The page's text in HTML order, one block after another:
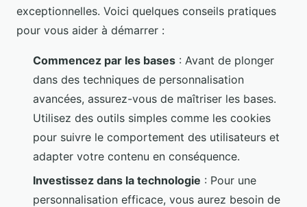
exceptionnelles. Voici quelques conseils pratiques
pour vous aider à démarrer :
Commencez par les bases : Avant de plonger
dans des techniques de personnalisation
avancées, assurez-vous de maîtriser les bases.
Utilisez des outils simples comme les cookies
pour suivre le comportement des utilisateurs et
adapter votre contenu en conséquence.
Investissez dans la technologie : Pour une
personnalisation efficace, vous aurez besoin de